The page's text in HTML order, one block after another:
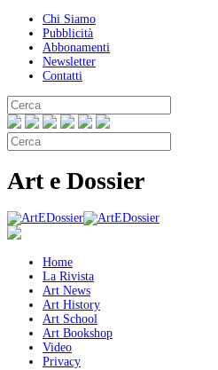
Chi Siamo
Pubblicità
Abbonamenti
Newsletter
Contatti
Art e Dossier
Home
La Rivista
Art News
Art History
Art School
Art Bookshop
Video
Privacy